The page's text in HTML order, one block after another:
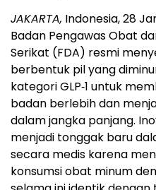
JAKARTA, Indonesia, 28
Badan Pengawas Obat
Serikat (FDA) resmi
berbentuk pil yang
kategori GLP‑1 untuk
badan berlebih dan
dalam jangka panjang.
menjadi tonggak baru
secara medis karena
konsumsi obat minum